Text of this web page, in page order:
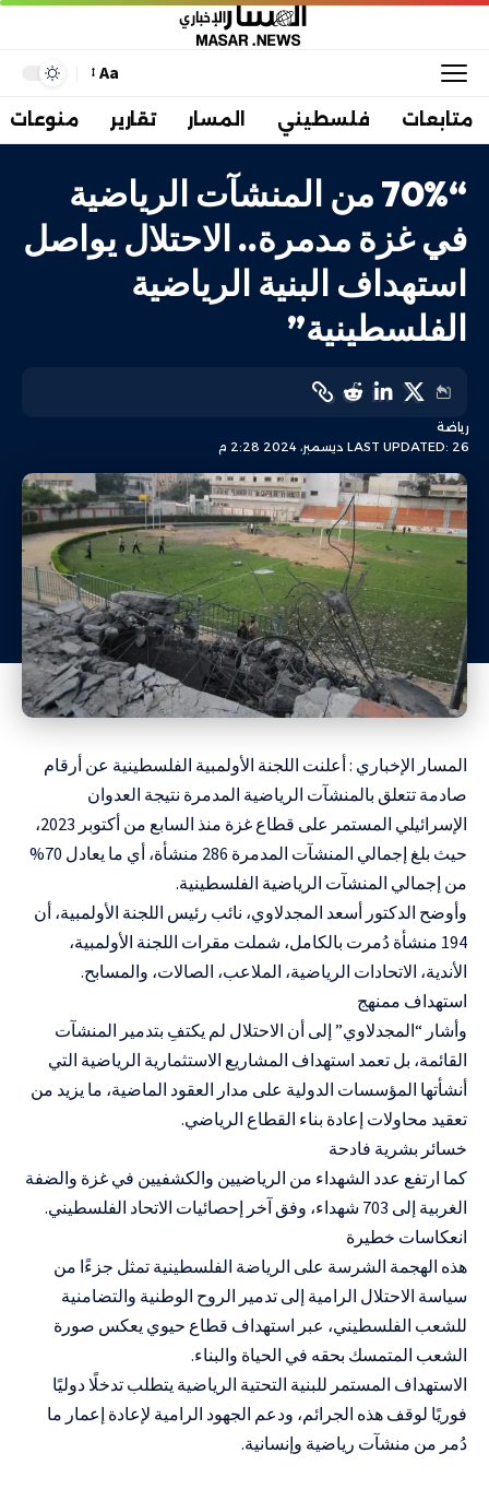
Aa
متابعات فلسطيني المسار تقارير منوعات
“70% من المنشآت الرياضية
في غزة مدمرة.. الاحتلال يواصل
استهداف البنية الرياضية
الفلسطينية”
LAST UPDATED: 26 ديسمبر، 2024 2:28 م
رياضة
المسار الإخباري : أعلنت اللجنة الأولمبية الفلسطينية عن أرقام
صادمة تتعلق بالمنشآت الرياضية المدمرة نتيجة العدوان
الإسرائيلي المستمر على قطاع غزة منذ السابع من أكتوبر 2023،
حيث بلغ إجمالي المنشآت المدمرة 286 منشأة، أي ما يعادل 70%
من إجمالي المنشآت الرياضية الفلسطينية.
وأوضح الدكتور أسعد المجدلاوي، نائب رئيس اللجنة الأولمبية، أن
194 منشأة دُمرت بالكامل، شملت مقرات اللجنة الأولمبية،
الأندية، الاتحادات الرياضية، الملاعب، الصالات، والمسابح.
استهداف ممنهج
وأشار “المجدلاوي” إلى أن الاحتلال لم يكتفِ بتدمير المنشآت
القائمة، بل تعمد استهداف المشاريع الاستثمارية الرياضية التي
أنشأتها المؤسسات الدولية على مدار العقود الماضية، ما يزيد من
تعقيد محاولات إعادة بناء القطاع الرياضي.
خسائر بشرية فادحة
كما ارتفع عدد الشهداء من الرياضيين والكشفيين في غزة والضفة
الغربية إلى 703 شهداء، وفق آخر إحصائيات الاتحاد الفلسطيني.
انعكاسات خطيرة
هذه الهجمة الشرسة على الرياضة الفلسطينية تمثل جزءًا من
سياسة الاحتلال الرامية إلى تدمير الروح الوطنية والتضامنية
للشعب الفلسطيني، عبر استهداف قطاع حيوي يعكس صورة
الشعب المتمسك بحقه في الحياة والبناء.
الاستهداف المستمر للبنية التحتية الرياضية يتطلب تدخلًا دوليًا
فوريًا لوقف هذه الجرائم، ودعم الجهود الرامية لإعادة إعمار ما
دُمر من منشآت رياضية وإنسانية.